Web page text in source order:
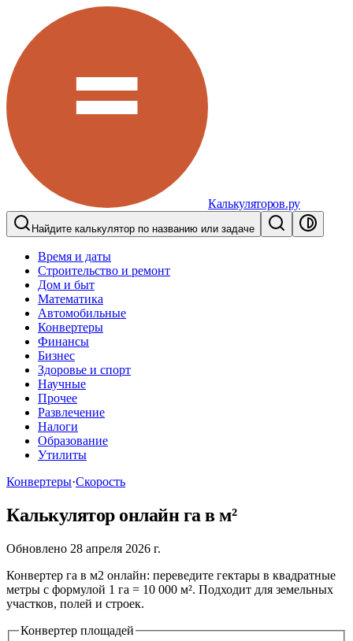
Калькуляторов.ру
Найдите калькулятор по названию или задаче
Время и даты
Строительство и ремонт
Дом и быт
Математика
Автомобильные
Конвертеры
Финансы
Бизнес
Здоровье и спорт
Научные
Прочее
Развлечение
Налоги
Образование
Утилиты
Конвертеры·Cкорость
Калькулятор онлайн га в м²
Обновлено 28 апреля 2026 г.
Конвертер га в м2 онлайн: переведите гектары в квадратные
метры с формулой 1 га = 10 000 м². Подходит для земельных
участков, полей и строек.
Конвертер площадей